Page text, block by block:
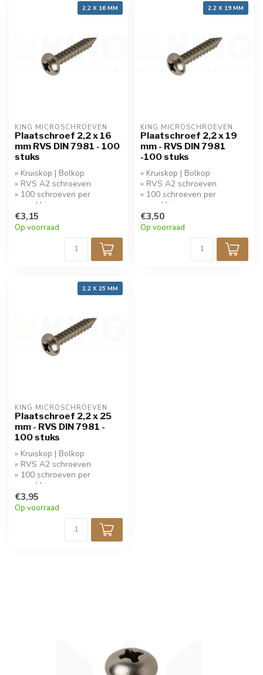
2,2 X 16 MM
KING MICROSCHROEVEN
Plaatschroef 2,2 x 16
mm RVS DIN 7981 - 100
stuks
» Kruiskop | Bolkop
» RVS A2 schroeven
» 100 schroeven per
verpakking
» Koop 5 stuks krijg 10%
korting!
€3,15
Op voorraad
2,2 X 19 MM
KING MICROSCHROEVEN
Plaatschroef 2,2 x 19
mm - RVS DIN 7981
-100 stuks
» Kruiskop | Bolkop
» RVS A2 schroeven
» 100 schroeven per
verpakking
» Koop 5 stuks krijg 10%
korting!
€3,50
Op voorraad
2,2 X 25 MM
KING MICROSCHROEVEN
Plaatschroef 2,2 x 25
mm - RVS DIN 7981 -
100 stuks
» Kruiskop | Bolkop
» RVS A2 schroeven
» 100 schroeven per
verpakking
» Koop 5 stuks krijg 10%
korting!
€3,95
Op voorraad